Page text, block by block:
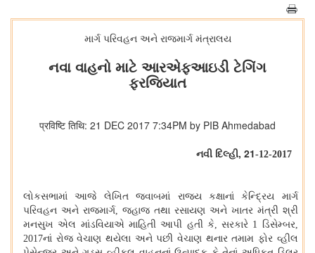
માર્ગ પરિવહન અને રાજમાર્ગ મંત્રાલય
નવા વાહનો માટે આરએફઆઇડી ટેગિંગ
ફરજિયાત
प्रविष्टि तिथि: 21 DEC 2017 7:34PM by PIB Ahmedabad
નવી દિલ્હી, 21-12-2017
લોકસભામાં આજે લેખિત જવાબમાં રાજ્ય કક્ષાનાં કેન્દ્રિય માર્ગ
પરિવહન અને રાજમાર્ગ, જહાજ તથા રસાયણ અને ખાતર મંત્રી શ્રી
મનસુખ એલ માંડવિયાએ માહિતી આપી હતી કે, સરકારે 1 ડિસેમ્બર,
2017નાં રોજ વેચાણ થયેલા અને પછી વેચાણ થનાર તમામ ફોર વ્હીલ